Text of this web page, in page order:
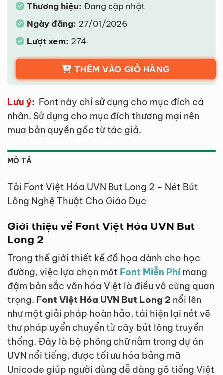
Thương hiệu: Đang cập nhật
Ngày đăng: 27/01/2026
Lượt xem: 274
THÊM VÀO GIỎ HÀNG
Lưu ý: Font này chỉ sử dụng cho mục đích cá
nhân. Sử dụng cho mục đích thương mại nên
mua bản quyền gốc từ tác giả.
MÔ TẢ
Tải Font Việt Hóa UVN But Long 2 – Nét Bút
Lông Nghệ Thuật Cho Giáo Dục
Giới thiệu về Font Việt Hóa UVN But
Long 2
Trong thế giới thiết kế đồ họa dành cho học
đường, việc lựa chọn một Font Miễn Phímang
đậm bản sắc văn hóa Việt là điều vô cùng quan
trọng. Font Việt Hóa UVN But Long 2 nổi lên
như một giải pháp hoàn hảo, tái hiện lại nét vẽ
thư pháp uyển chuyển từ cây bút lông truyền
thống. Đây là bộ phông chữ nằm trong dự án
UVN nổi tiếng, được tối ưu hóa bảng mã
Unicode giúp người dùng dễ dàng gõ tiếng Việt